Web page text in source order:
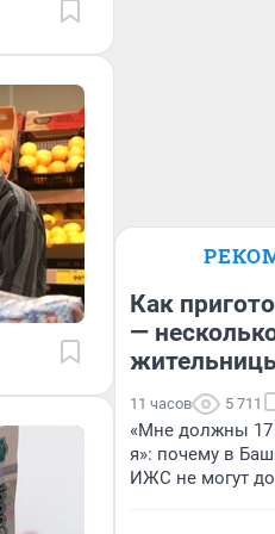
Как
—
11 часов 5 711
«Мне должны 17
я»: почему в
ИЖС не могут